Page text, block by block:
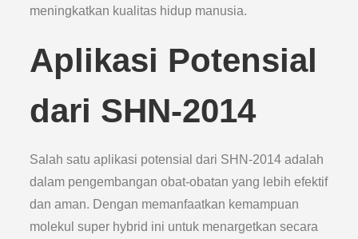
meningkatkan kualitas hidup manusia.
Aplikasi Potensial
dari SHN-2014
Salah satu aplikasi potensial dari SHN-2014 adalah
dalam pengembangan obat-obatan yang lebih efektif
dan aman. Dengan memanfaatkan kemampuan
molekul super hybrid ini untuk menargetkan secara